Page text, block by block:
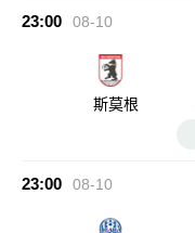
23:00 08-10
斯莫根
23:00 08-10